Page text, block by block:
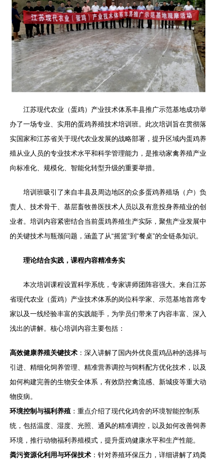
江苏现代农业（蛋鸡）产业技术体系丰县推广示范基地成功举
办了一场专业、实用的蛋鸡养殖技术培训班。此次培训旨在贯彻落
实国家和江苏省关于现代农业发展的战略部署，提升区域内蛋鸡养
殖从业人员的专业技术水平和科学管理能力，是推动家禽养殖产业
向标准化、规模化、智能化转型升级的重要举措。
培训班吸引了来自丰县及周边地区的众多蛋鸡养殖场（户）负
责人、技术骨干、基层畜牧兽医技术人员以及有意投身养殖业的创
业者。培训内容紧密结合当前蛋鸡养殖生产实际，聚焦产业发展中
的关键技术与瓶颈问题，涵盖了从“摇篮”到“餐桌”的全链条知识。
理论结合实践，课程内容精准务实
本次培训课程设置科学系统，专家讲师团阵容强大。来自江苏
省现代农业（蛋鸡）产业技术体系的岗位科学家、示范基地首席专
家以及一线经验丰富的实践能手，为学员们带来了内容丰富、深入
浅出的讲解。核心培训内容主要包括：
高效健康养殖关键技术 ：深入讲解了国内外优良蛋鸡品种的选择与
引进、精细化饲养管理、精准营养调控与饲料配方优化技术，以及
如何构建完善的生物安全体系，有效防控禽流感、新城疫等重大动
物疫病。
环境控制与福利养殖 ：重点介绍了现代化鸡舍的环境智能控制系
统，包括温度、湿度、光照、通风的精准调控，以及如何改善饲养
环境，推行动物福利养殖模式，提升蛋鸡健康水平和生产性能。
粪污资源化利用与环保技术 ：针对养殖环保压力，详细讲解了鸡粪